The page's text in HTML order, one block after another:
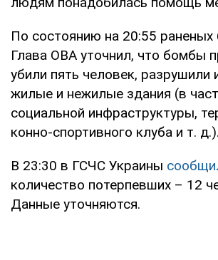
По состоянию на 20:55 раненых
Глава ОВА уточнил, что бомбы
убили пять человек, разрушили
жилые и нежилые здания (в
социальной инфраструктуры,
конно-спортивного клуба и т. д.).
В 23:30 в ГСЧС Украины
количество потерпевших – 12
Данные уточняются.